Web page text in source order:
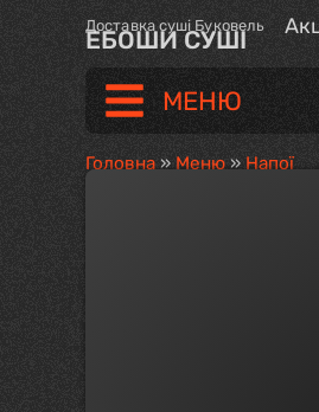
Доставка суші Буковель
ЕБОШИ СУШІ
МЕНЮ
Головна » Меню » Напої